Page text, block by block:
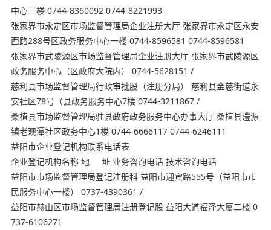
中心三楼 0744-8360092 0744-8221993
张家界市永定区市场监督管理局企业注册大厅 张家界市永定区永安
西路288号区政务服务中心一楼 0744-8596581 0744-8596581
张家界市武陵源区市场监督管理局企业注册大厅 张家界市武陵源区
政务服务中心（区政府大院内） 0744-5628151 /
慈利县市场监督管理局行政审批股（注册分局） 慈利县金慈街道永
安社区78号（县政务服务中心7楼 0744-3211867 /
桑植县市场监督管理局驻县政府政务服务中心办事大厅 桑植县澧源
镇老观潭社区政务中心1楼 0744-6666117 0744-6246111
益阳市企业登记机构联系电话表
企业登记机构名称 地 址 业务咨询电话 技术咨询电话
益阳市市场监督管理局登记注册科 益阳市迎宾路555号（益阳市市
民服务中心一楼） 0737-4390361 /
益阳市赫山区市场监督管理局注册登记股 益阳大道福泽大厦二楼 0
737-6106271